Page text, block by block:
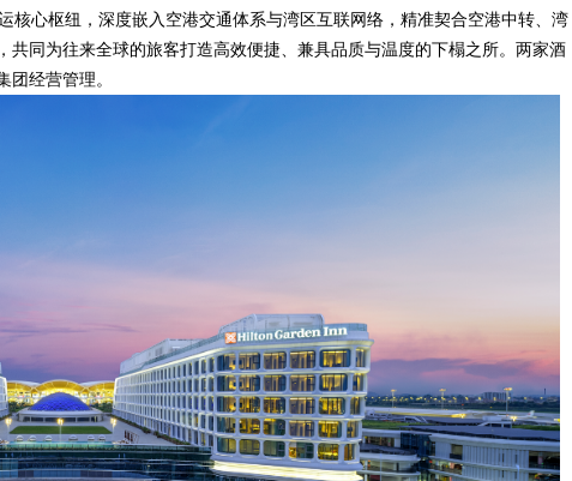
核心枢纽，深度嵌入空港交通体系与湾区互联网络，精准契合空港中转、湾
共同为往来全球的旅客打造高效便捷、兼具品质与温度的下榻之所。两家酒
团经营管理。